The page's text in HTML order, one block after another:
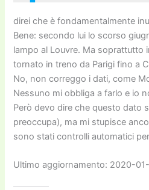
direi che è fondamentalmente
Bene: secondo lui lo scorso
lampo al Louvre. Ma soprattutto
tornato in treno da Parigi fino a
No, non correggo i dati, come
Nessuno mi obbliga a farlo e io
Però devo dire che questo dato
preoccupa), ma mi stupisce
sono stati controlli automatici
Ultimo aggiornamento: 2020-